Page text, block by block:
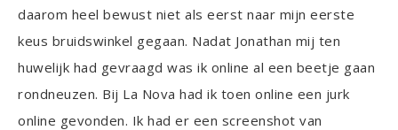
daarom heel bewust niet als eerst naar mijn eerste
keus bruidswinkel gegaan. Nadat Jonathan mij ten
huwelijk had gevraagd was ik online al een beetje gaan
rondneuzen. Bij La Nova had ik toen online een jurk
online gevonden. Ik had er een screenshot van